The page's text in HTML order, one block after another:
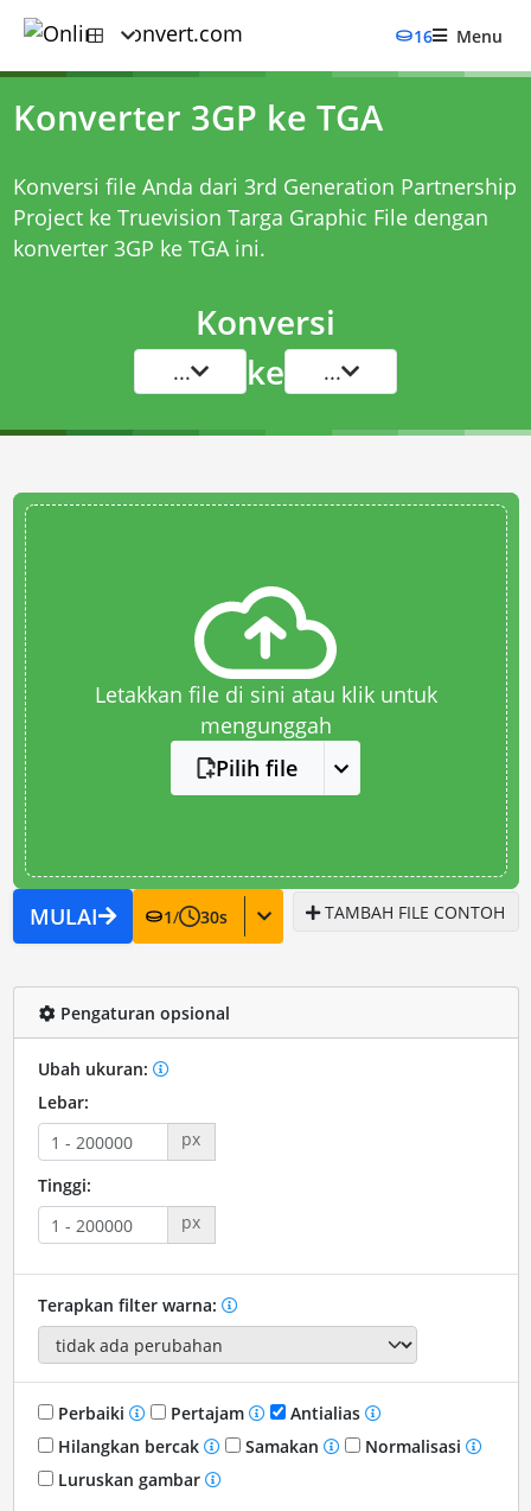
16 Menu
Konverter 3GP ke TGA
Konversi file Anda dari 3rd Generation Partnership
Project ke Truevision Targa Graphic File dengan
konverter 3GP ke TGAini.
Konversi
... ke ...
Letakkan file di sini atau klik untuk
mengunggah
Pilih file
MULAI 1/ 30s TAMBAH FILE CONTOH
Pengaturan opsional
Ubah ukuran:
Lebar:
px
Tinggi:
px
Terapkan filter warna:
Perbaiki Pertajam
Antialias
Hilangkan bercak
Samakan
Normalisasi
Luruskan gambar